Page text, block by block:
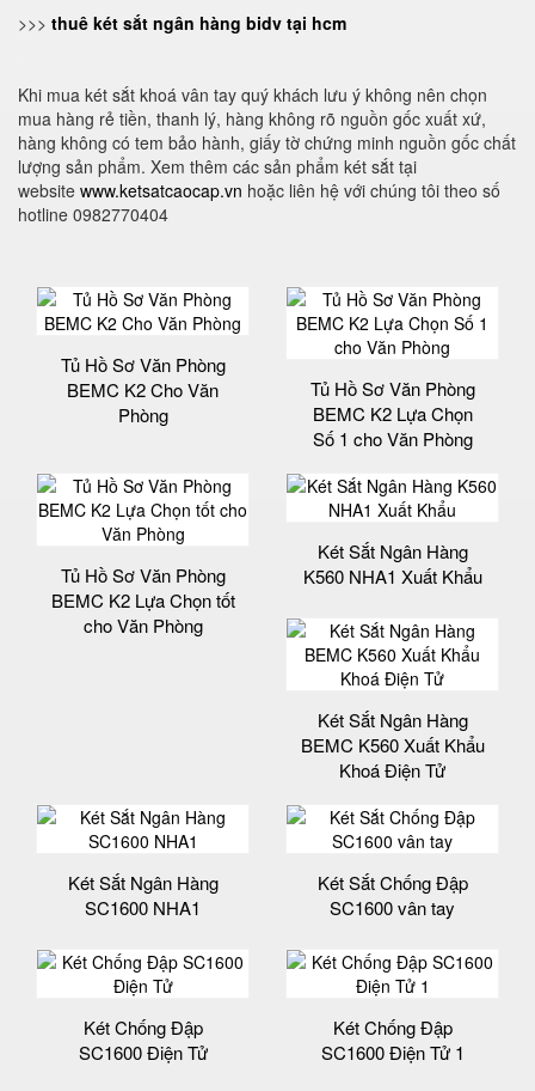
>>> thuê két sắt ngân hàng bidv tại hcm
Khi mua két sắt khoá vân tay quý khách lưu ý không nên chọn
mua hàng rẻ tiền, thanh lý, hàng không rõ nguồn gốc xuất xứ,
hàng không có tem bảo hành, giấy tờ chứng minh nguồn gốc chất
lượng sản phẩm. Xem thêm các sản phẩm két sắt tại
website www.ketsatcaocap.vn hoặc liên hệ với chúng tôi theo số
hotline 0982770404
Tủ Hồ Sơ Văn Phòng
BEMC K2 Cho Văn
Phòng
Tủ Hồ Sơ Văn Phòng
BEMC K2 Lựa Chọn
Số 1 cho Văn Phòng
Tủ Hồ Sơ Văn Phòng
BEMC K2 Lựa Chọn tốt
cho Văn Phòng
Két Sắt Ngân Hàng
K560 NHA1 Xuất Khẩu
Két Sắt Ngân Hàng
BEMC K560 Xuất Khẩu
Khoá Điện Tử
Két Sắt Ngân Hàng
SC1600 NHA1
Két Sắt Chống Đập
SC1600 vân tay
Két Chống Đập
SC1600 Điện Tử
Két Chống Đập
SC1600 Điện Tử 1